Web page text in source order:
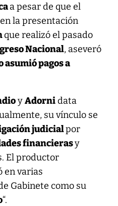
a pesar de que el
la presentación
que realizó el pasado
Nacional, aseveró
asumió pagos a
yAdornidata
su vínculo se
judicialpor
financierasy
El productor
en varias
Gabinete como su
“.